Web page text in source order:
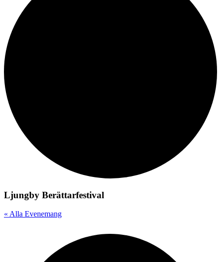
Ljungby Berättarfestival
« Alla Evenemang